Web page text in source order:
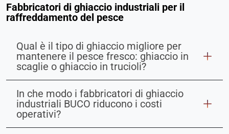
Fabbricatori di ghiaccio industriali per il
raffreddamento del pesce
Qual è il tipo di ghiaccio migliore per
mantenere il pesce fresco: ghiaccio in
scaglie o ghiaccio in trucioli?
In che modo i fabbricatori di ghiaccio
industriali BUCO riducono i costi
operativi?